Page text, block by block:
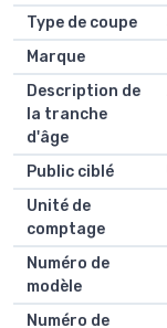
Type de coupe
Marque
Description de
la tranche
d'âge
Public ciblé
Unité de
comptage
Numéro de
modèle
Numéro de